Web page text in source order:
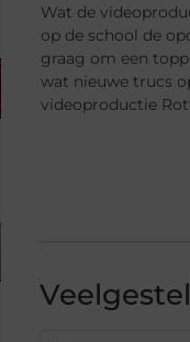
Wat de
op de school de
graag om een
wat nieuwe trucs
videoproductie